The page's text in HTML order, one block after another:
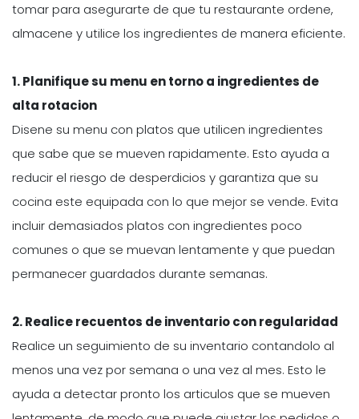
tomar para asegurarte de que tu restaurante ordene,
almacene y utilice los ingredientes de manera eficiente.
1. Planifique su menu en torno a ingredientes de
alta rotacion
Disene su menu con platos que utilicen ingredientes
que sabe que se mueven rapidamente. Esto ayuda a
reducir el riesgo de desperdicios y garantiza que su
cocina este equipada con lo que mejor se vende. Evita
incluir demasiados platos con ingredientes poco
comunes o que se muevan lentamente y que puedan
permanecer guardados durante semanas.
2. Realice recuentos de inventario con regularidad
Realice un seguimiento de su inventario contandolo al
menos una vez por semana o una vez al mes. Esto le
ayuda a detectar pronto los articulos que se mueven